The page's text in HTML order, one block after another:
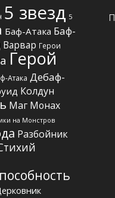
5 звезд 5
Баф-Атака Баф-
Варвар Герои
Герой
Атака Дебаф-
Колдун
Маг Монах
на Монстров
Разбойник